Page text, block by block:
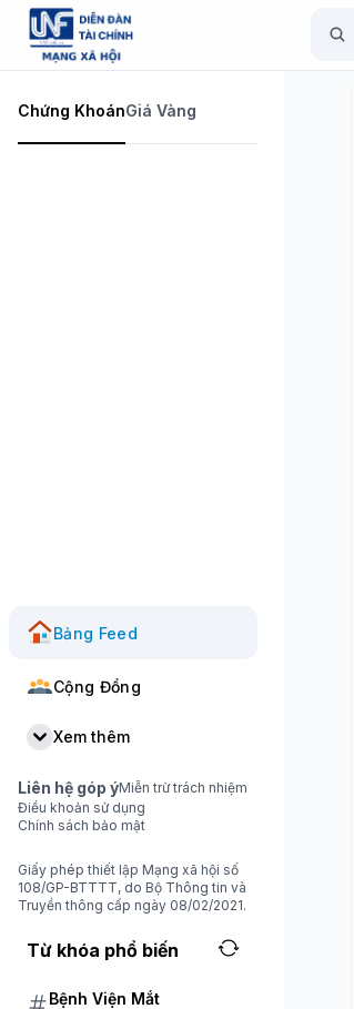
Chứng KhoánGiá Vàng
Bảng Feed
Cộng Đồng
Xem thêm
Liên hệ góp ýMiễn trừ trách nhiệm
Điều khoản sử dụng
Chính sách bảo mật
Giấy phép thiết lập Mạng xã hội số
108/GP-BTTTT, do Bộ Thông tin và
Truyền thông cấp ngày 08/02/2021.
Từ khóa phổ biến
Bệnh Viện Mắt